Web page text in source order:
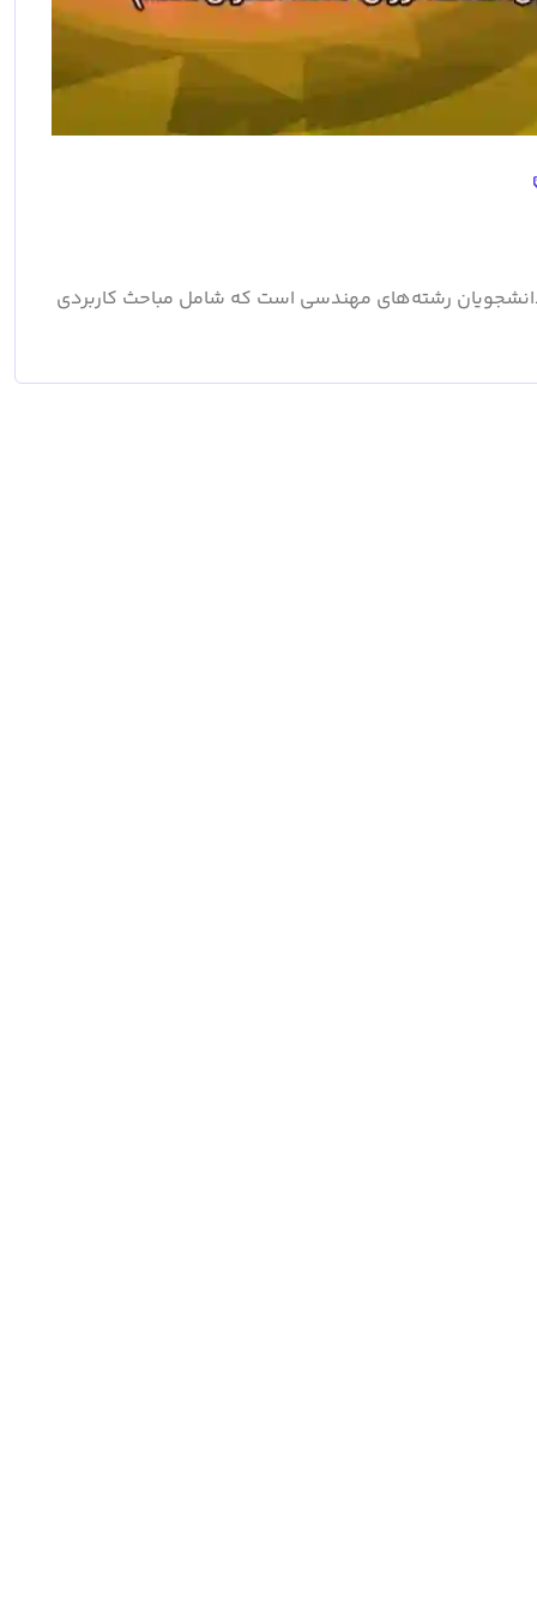
رشته‌های مهندسی است که شامل مباحث کاربردی